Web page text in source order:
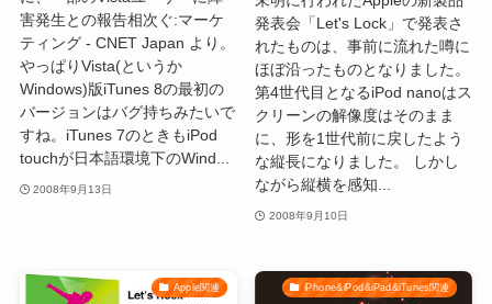
害発生との報告相次ぐ:マーケ
ティング - CNET Japan より。
やっぱりVista(というか
Windows)版iTunes 8の最初の
バージョンはバグ持ちみたいで
すね。iTunes 7のときもiPod
touchが日本語環境下のWind...
2008年9月13日
発表会「Let's Lock」で発表さ
れたものは、事前に流れた噂に
ほぼ沿ったものとなりました。
第4世代目となるiPod nanoはス
クリーンの解像度はそのまま
に、形を1世代前に戻したよう
な縦長になりました。 しかし
ながら縦横を感知...
2008年9月10日
Apple関連 iPhone&iPod&iPad&iTunes関連